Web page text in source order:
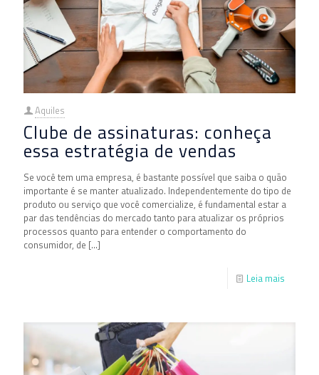
Aquiles
Clube de assinaturas: conheça
essa estratégia de vendas
Se você tem uma empresa, é bastante possível que saiba o quão
importante é se manter atualizado. Independentemente do tipo de
produto ou serviço que você comercialize, é fundamental estar a
par das tendências do mercado tanto para atualizar os próprios
processos quanto para entender o comportamento do
consumidor, de […]
Leia mais